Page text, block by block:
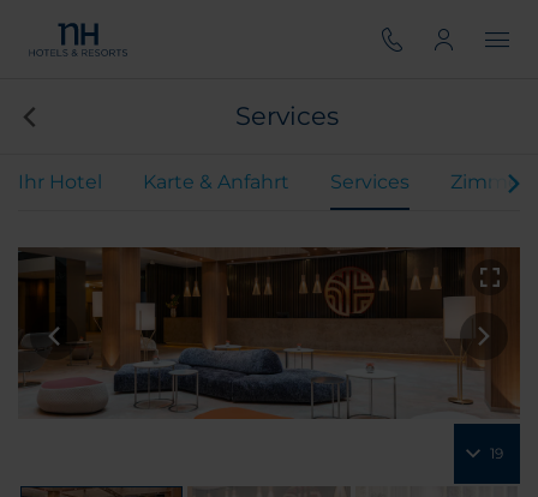
Services
Ihr Hotel Karte & Anfahrt Services Zimmer
19